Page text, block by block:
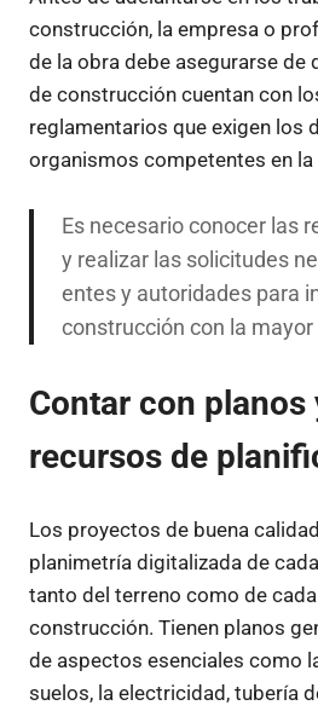
construcción, la empresa o
de la obra debe asegurarse de
de construcción cuentan con
reglamentarios que exigen los
organismos competentes en la
Es necesario conocer las
y realizar las solicitudes
entes y autoridades para
construcción con la
Contar con planos
recursos de
Los proyectos de buena
planimetría digitalizada de
tanto del terreno como de
construcción. Tienen planos
de aspectos esenciales como
suelos, la electricidad, tubería